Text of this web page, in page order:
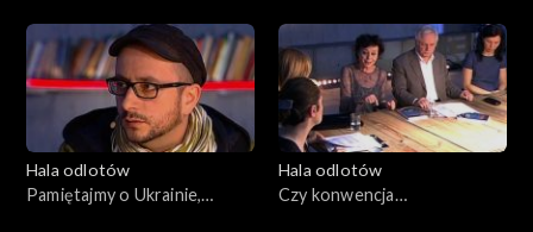
Hala odlotów
Pamiętajmy o Ukrainie,
Hala odlotów
Czy konwencja